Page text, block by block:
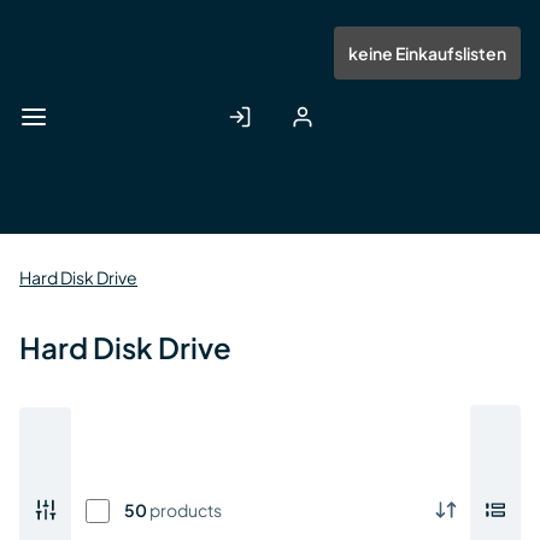
keine Einkaufslisten
Hard Disk Drive
Hard Disk Drive
Alle sichtbaren Zeilen markieren
50products